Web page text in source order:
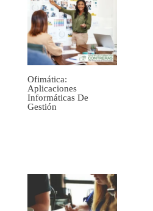
Ofimática:
Aplicaciones
Informáticas De
Gestión